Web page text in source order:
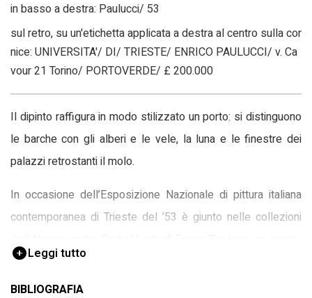
in basso a destra: Paulucci/ 53
sul retro, su un'etichetta applicata a destra al centro sulla cor
nice: UNIVERSITA'/ DI/ TRIESTE/ ENRICO PAULUCCI/ v. Ca
vour 21 Torino/ PORTOVERDE/ £ 200.000
Il dipinto raffigura in modo stilizzato un porto: si distinguono
le barche con gli alberi e le vele, la luna e le finestre dei
palazzi retrostanti il molo.
In occasione dell’Esposizione Nazionale di pittura italiana
contemporanea di Trieste del ’53 è giunto nelle collezioni
di forte impatto visivo che si impone per le grandi
dimensioni. È una tematica ricorrente, oggetto di riflessione
Leggi tutto
BIBLIOGRAFIA